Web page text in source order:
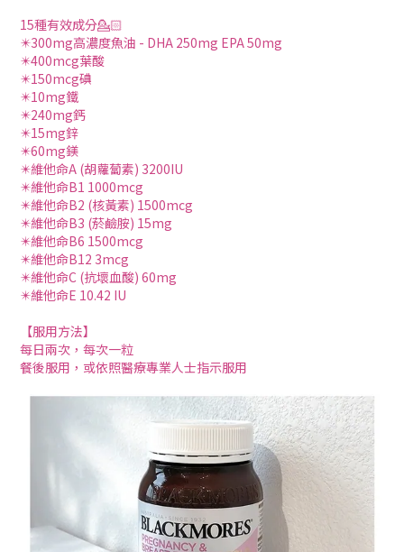
15種有效成分💁🏻
✴️300mg高濃度魚油 - DHA 250mg EPA 50mg
✴️400mcg葉酸
✴️150mcg碘
✴️10mg鐵
✴️240mg鈣
✴️15mg鋅
✴️60mg鎂
✴️維他命A (胡蘿蔔素) 3200IU
✴️維他命B1 1000mcg
✴️維他命B2 (核黃素) 1500mcg
✴️維他命B3 (菸鹼胺) 15mg
✴️維他命B6 1500mcg
✴️維他命B12 3mcg
✴️維他命C (抗壞血酸) 60mg
✴️維他命E 10.42 IU
【服用方法】
每日兩次，每次一粒
餐後服用，或依照醫療專業人士指示服用